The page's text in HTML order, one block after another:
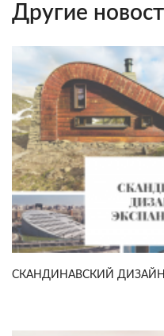
Другие
СКАНДИНАВСКИЙ